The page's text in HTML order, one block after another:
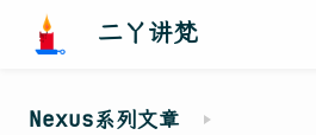
二丫讲梵
Nexus系列文章